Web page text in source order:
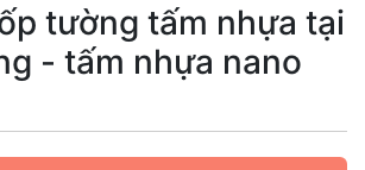
tường tấm nhựa tại
- tấm nhựa nano